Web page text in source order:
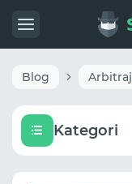
Blog Arbitraj
Kategori